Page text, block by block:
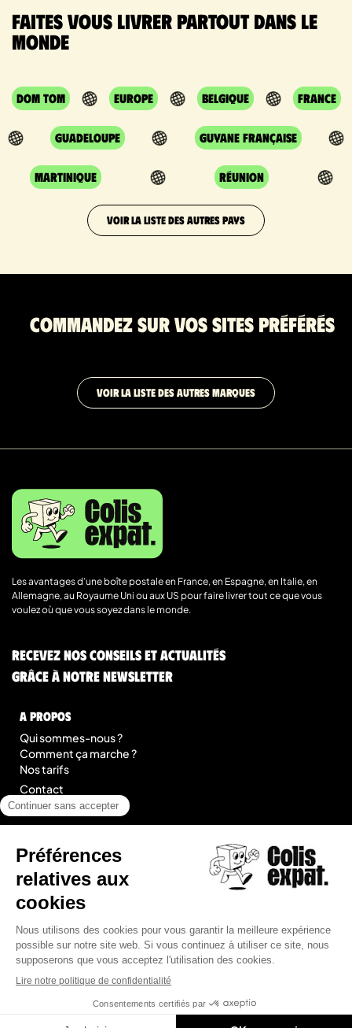
Faites vous livrer partout dans le
monde
DOM TOM Europe Belgique France
Guadeloupe Guyane Française
Martinique Réunion
VOIR LA LISTE DES AUTRES PAYS
Commandez sur vos sites préférés
VOIR LA LISTE DES AUTRES MARQUES
Les avantages d’une boîte postale en France, en Espagne, en Italie, en
Allemagne, au Royaume Uni ou aux US pour faire livrer tout ce que vous
voulez où que vous soyez dans le monde.
Recevez nos conseils et actualités
grâce à notre newsletter
A Propos
Qui sommes-nous ?
Comment ça marche ?
Nos tarifs
Contact
Blog
légal
Mentions légales
Conditions Générales de Prestation de Services
© 2026 Colis Expat.